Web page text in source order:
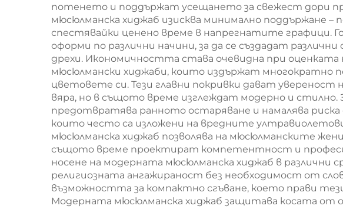
потенето и поддържат усещането за свежест дори
мюсюлманска хиджаб изисква минимално поддържане –
спестявайки ценено време в напрегнатите графици.
оформи по различни начини, за да се създадат
дрехи. Икономичността става очевидна при
мюсюлмански хиджаби, които издържат многократно
цветовете си. Тези главни покривки дават
вяра, но в същото време изглеждат модерно и
предотвратява ранното остаряване и намалява
които често са изложени на вредните
мюсюлманска хиджаб позволява на мюсюлманските
същото време проектират компетентност и
носене на модерната мюсюлманска хиджаб в различни
религиозната ангажираност без необходимост от
възможността за компактно сгъване, което прави
Модерната мюсюлманска хиджаб защитава косата от